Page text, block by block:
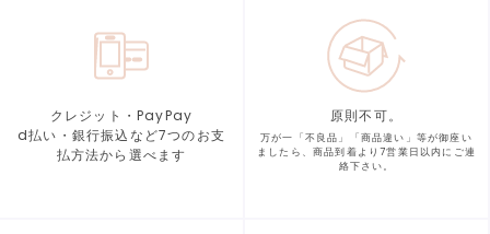
クレジット・PayPay
d払い・銀行振込など7つのお支
払方法から選べます
原則不可。
万が一「不良品」「商品違い」等が御座い
ましたら、商品到着より7営業日以内にご連
絡下さい。